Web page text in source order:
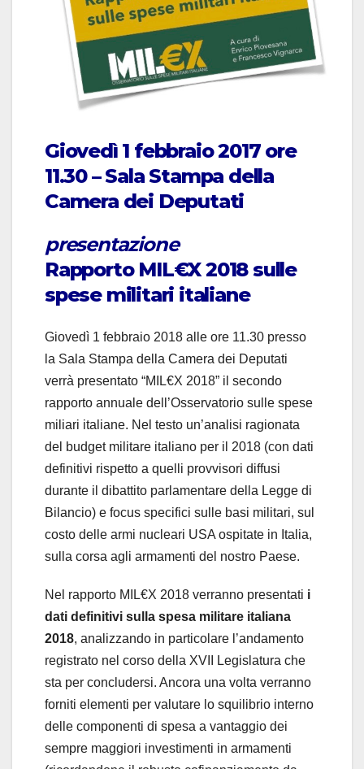
Giovedì 1 febbraio 2017 ore
11.30 –Sala Stampa della
Camera dei Deputati
presentazione
Rapporto MIL€X 2018 sulle
spese militari italiane
Giovedì 1 febbraio 2018 alle ore 11.30 presso
la Sala Stampa della Camera dei Deputati
verrà presentato “MIL€X 2018” il secondo
rapporto annuale dell’Osservatorio sulle spese
miliari italiane. Nel testo un’analisi ragionata
del budget militare italiano per il 2018 (con dati
definitivi rispetto a quelli provvisori diffusi
durante il dibattito parlamentare della Legge di
Bilancio) e focus specifici sulle basi militari, sul
costo delle armi nucleari USA ospitate in Italia,
sulla corsa agli armamenti del nostro Paese.
Nel rapporto MIL€X 2018 verranno presentati i
dati definitivi sulla spesa militare italiana
2018, analizzando in particolare l’andamento
registrato nel corso della XVII Legislatura che
sta per concludersi. Ancora una volta verranno
forniti elementi per valutare lo squilibrio interno
delle componenti di spesa a vantaggio dei
sempre maggiori investimenti in armamenti